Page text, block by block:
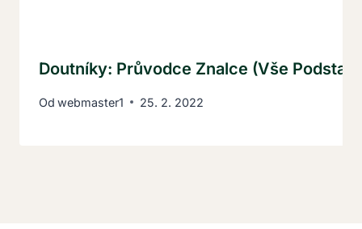
Doutníky: Průvodce Znalce (vše
Od webmaster1 25. 2. 2022